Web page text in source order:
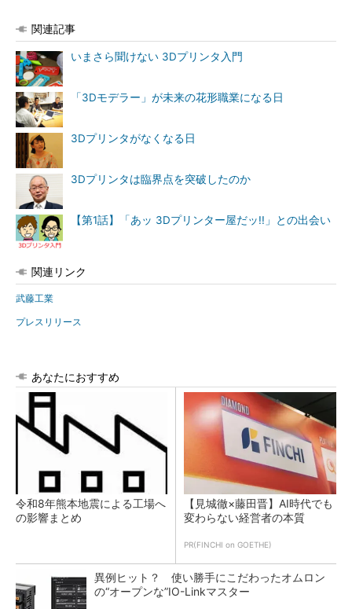
関連記事
いまさら聞けない 3Dプリンタ入門
「3Dモデラー」が未来の花形職業になる日
3Dプリンタがなくなる日
3Dプリンタは臨界点を突破したのか
【第1話】「あッ 3Dプリンター屋だッ!!」との出会い
関連リンク
武藤工業
プレスリリース
あなたにおすすめ
令和8年熊本地震による工場へ
の影響まとめ
【見城徹×藤田晋】AI時代でも
変わらない経営者の本質
PR(FINCHI on GOETHE)
異例ヒット？ 使い勝手にこだわったオムロン
の“オープンな”IO-Linkマスター